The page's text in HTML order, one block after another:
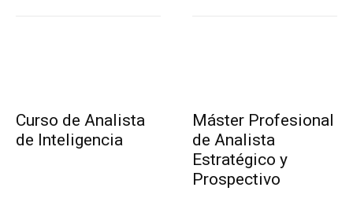
Curso de Analista
de Inteligencia
Máster Profesional
de Analista
Estratégico y
Prospectivo